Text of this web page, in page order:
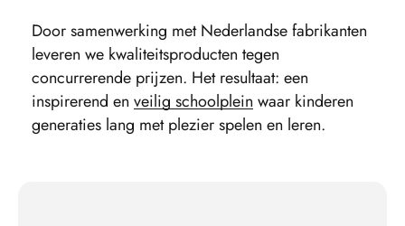
Door samenwerking met Nederlandse fabrikanten
leveren we kwaliteitsproducten tegen
concurrerende prijzen. Het resultaat: een
inspirerend en veilig schoolplein waar kinderen
generaties lang met plezier spelen en leren.